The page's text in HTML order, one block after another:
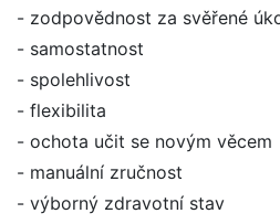
- zodpovědnost za svěřené
- samostatnost
- spolehlivost
- flexibilita
- ochota učit se novým věcem
- manuální zručnost
- výborný zdravotní stav